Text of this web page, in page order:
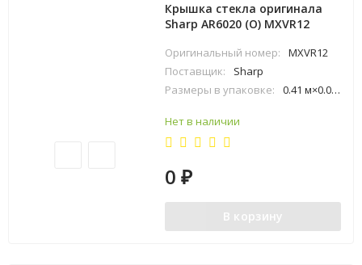
Крышка стекла оригинала
Sharp AR6020 (O) MXVR12
Оригинальный номер:
MXVR12
Поставщик:
Sharp
Размеры в упаковке:
0.41 м×0.09 м×0.54 м
Нет в наличии
0₽
В корзину